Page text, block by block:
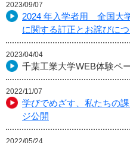
2023/09/07
2024 年入学者用 全国大
に関する訂正とお詫びに
2023/04/04
千葉工業大学WEB体験ペ
2022/11/07
学びでめざす、私たちの
ジ公開
2022/05/24